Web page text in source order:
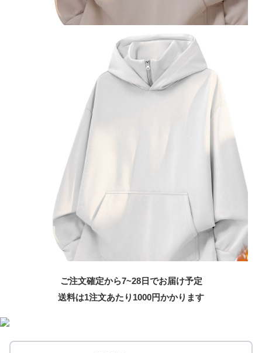
ご注文確定から7~28日でお届け予定
送料は1注文あたり 1000円かかります